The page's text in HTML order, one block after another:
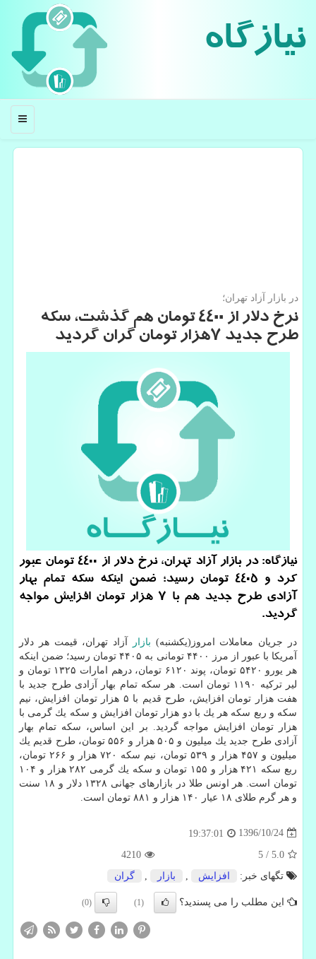
نیازگاه
منو
در بازار آزاد تهران؛
نرخ دلار از ۴۴۰۰ تومان هم گذشت، سكه
طرح جدید ۷هزار تومان گران گردید
نیازگاه: در بازار آزاد تهران، نرخ دلار از ۴۴۰۰ تومان عبور
كرد و ۴۴۰۵ تومان رسید؛ ضمن اینكه سكه تمام بهار
آزادی طرح جدید هم با ۷ هزار تومان افزایش مواجه
گردید.
در جریان معاملات امروز(یكشنبه) بازار
آزاد تهران، قیمت هر دلار
آمریكا با عبور از مرز ۴۴۰۰ تومانی به ۴۴۰۵ تومان رسید؛ ضمن اینكه
هر یورو ۵۴۲۰ تومان، پوند ۶۱۲۰ تومان، درهم امارات ۱۳۲۵ تومان و
لیر تركیه ۱۱۹۰ تومان است. هر سكه تمام بهار آزادی طرح جدید با
هفت هزار تومان افزایش، طرح قدیم با ۵ هزار تومان افزایش، نیم
سكه و ربع سكه هر یك با دو هزار تومان افزایش و سكه یك گرمی با
هزار تومان افزایش مواجه گردید. بر این اساس، سكه تمام بهار
آزادی طرح جدید یك میلیون و ۵۰۵ هزار و ۵۵۶ تومان، طرح قدیم یك
میلیون و ۴۵۷ هزار و ۵۳۹ تومان، نیم سكه ۷۲۰ هزار و ۲۶۶ تومان،
ربع سكه ۴۲۱ هزار و ۱۵۵ تومان و سكه یك گرمی ۲۸۲ هزار و ۱۰۴
تومان است. هر اونس طلا در بازارهای جهانی ۱۳۲۸ دلار و ۱۸ سنت
و هر گرم طلای ۱۸ عیار ۱۴۰ هزار و ۸۸۱ تومان است.
1396/10/24
19:37:01
5.0
/
5
4210
تگهای خبر:
افزایش بازار گران
این مطلب را می پسندید؟ (1)
(0)